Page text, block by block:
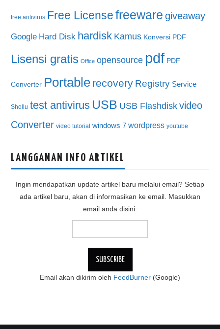
free antivirus Free License freeware giveaway
Google Hard Disk hardisk Kamus Konversi PDF
Lisensi gratis Office opensource pdf PDF
Converter Portable recovery Registry Service
Shollu test antivirus USB USB Flashdisk video
Converter video tutorial windows 7 wordpress youtube
LANGGANAN INFO ARTIKEL
Ingin mendapatkan update artikel baru melalui email? Setiap
ada artikel baru, akan di informasikan ke email. Masukkan
email anda disini:
Email akan dikirim oleh FeedBurner (Google)